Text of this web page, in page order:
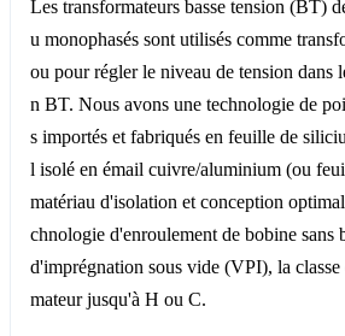
Les transformateurs basse tension (BT)
u monophasés sont utilisés comme
ou pour régler le niveau de tension dans
n BT. Nous avons une technologie de
s importés et fabriqués en feuille de
l isolé en émail cuivre/aluminium (ou
matériau d'isolation et conception
chnologie d'enroulement de bobine sans
d'imprégnation sous vide (VPI), la
mateur jusqu'à H ou C.